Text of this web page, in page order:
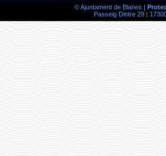
© Ajuntament de Blanes |
Passeig Dintre 29 |